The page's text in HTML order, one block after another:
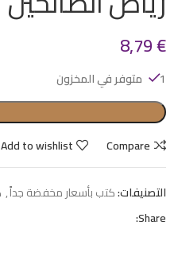
8,79€
1 متوفر في المخزون
Compare
Add to wishlist
التصنيفات:كتب بأسعار مخفضة جداً,
Share: